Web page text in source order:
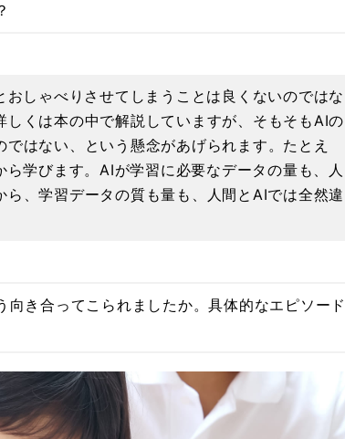
しゃべりさせてしまうことは良くないのではな
くは本の中で解説していますが、そもそもAIの
はない、という懸念があげられます。たとえ
学びます。AIが学習に必要なデータの量も、人
、学習データの質も量も、人間とAIでは全然違
き合ってこられましたか。具体的なエピソード